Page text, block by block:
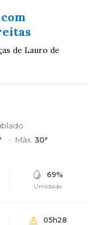
de Lauro de
Máx. 30°
69%
Umidade
05h28